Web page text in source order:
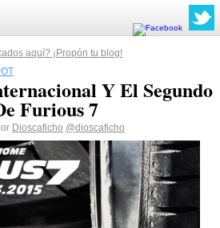
aquí? ¡Propón tu blog!
Y El Segundo
Furious 7
Dioscaficho @dioscaficho